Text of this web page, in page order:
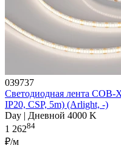
039737
Светодиодная лента
IP20, CSP, 5m) (Arlight, -)
Day | Дневной 4000 K
1 26284
₽/м